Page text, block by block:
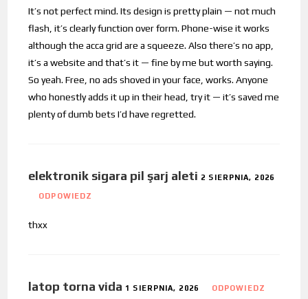
It’s not perfect mind. Its design is pretty plain — not much
flash, it’s clearly function over form. Phone-wise it works
although the acca grid are a squeeze. Also there’s no app,
it’s a website and that’s it — fine by me but worth saying.
So yeah. Free, no ads shoved in your face, works. Anyone
who honestly adds it up in their head, try it — it’s saved me
plenty of dumb bets I’d have regretted.
elektronik sigara pil şarj aleti 2 SIERPNIA, 2026
ODPOWIEDZ
thxx
latop torna vida 1 SIERPNIA, 2026 ODPOWIEDZ